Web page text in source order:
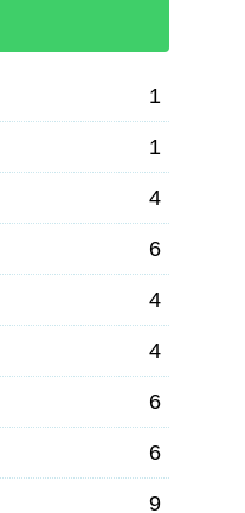
1
1
4
6
4
4
6
6
9